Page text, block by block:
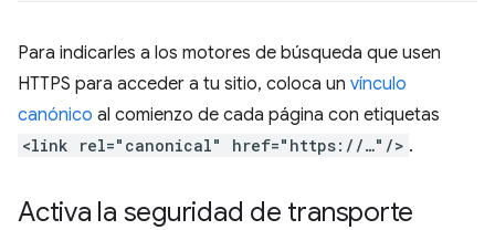
Para indicarles a los motores de búsqueda que usen
HTTPS para acceder a tu sitio, coloca un vínculo
canónico al comienzo de cada página con etiquetas
<link rel="canonical" href="https://…"/> .
Activa la seguridad de transporte